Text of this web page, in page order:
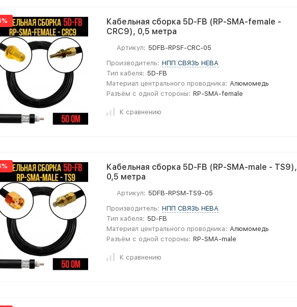
Кабельная сборка 5D-FB (RP-SMA-female -
CRC9), 0,5 метра
Артикул: 5DFB-RPSF-CRC-05
Производитель: НПП СВЯЗЬ НЕВА
Тип кабеля: 5D-FB
Материал центрального проводника: Алюмомедь
Разъём с одной стороны: RP-SMA-female
К сравнению
Кабельная сборка 5D-FB (RP-SMA-male - TS9),
0,5 метра
Артикул: 5DFB-RPSM-TS9-05
Производитель: НПП СВЯЗЬ НЕВА
Тип кабеля: 5D-FB
Материал центрального проводника: Алюмомедь
Разъём с одной стороны: RP-SMA-male
К сравнению